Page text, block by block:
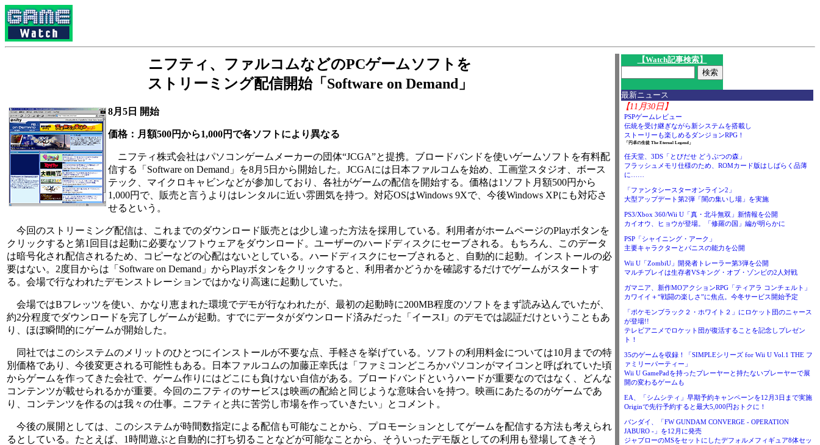
ニフティ、ファルコムなどのPCゲームソフトを
ストリーミング配信開始「Software on Demand」
8月5日 開始
価格：月額500円から1,000円で各ソフトにより異なる
ニフティ株式会社はパソコンゲームメーカーの団体“JCGA”と提携。ブロードバンドを使いゲームソフトを有料配
信する「Software on Demand」を8月5日から開始した。JCGAには日本ファルコムを始め、工画堂スタジオ、ボース
テック、マイクロキャビンなどが参加しており、各社がゲームの配信を開始する。価格は1ソフト月額500円から
1,000円で、販売と言うよりはレンタルに近い雰囲気を持つ。対応OSはWindows 9Xで、今後Windows XPにも対応さ
せるという。
今回のストリーミング配信は、これまでのダウンロード販売とは少し違った方法を採用している。利用者がホームページのPlayボタンを
クリックすると第1回目は起動に必要なソフトウェアをダウンロード。ユーザーのハードディスクにセーブされる。もちろん、このデータ
は暗号化され配信されるため、コピーなどの心配はないとしている。ハードディスクにセーブされると、自動的に起動。インストールの必
要はない。2度目からは「Software on Demand」からPlayボタンをクリックすると、利用者かどうかを確認するだけでゲームがスタートす
る。会場で行なわれたデモンストレーションではかなり高速に起動していた。
会場ではBフレッツを使い、かなり恵まれた環境でデモが行なわれたが、最初の起動時に200MB程度のソフトをまず読み込んでいたが、
約2分程度でダウンロードを完了しゲームが起動。すでにデータがダウンロード済みだった「イースI」のデモでは認証だけということもあ
り、ほぼ瞬間的にゲームが開始した。
同社ではこのシステムのメリットのひとつにインストールが不要な点、手軽さを挙げている。ソフトの利用料金については10月までの特
別価格であり、今後変更される可能性もある。日本ファルコムの加藤正幸氏は「ファミコンどころかパソコンがマイコンと呼ばれていた頃
からゲームを作ってきた会社で、ゲーム作りにはどこにも負けない自信がある。ブロードバンドというハードが重要なのではなく、どんな
コンテンツが載せられるかが重要。今回のニフティのサービスは映画の配給と同じような意味合いを持つ。映画にあたるのがゲームであ
り、コンテンツを作るのは我々の仕事。ニフティと共に苦労し市場を作っていきたい」とコメント。
今後の展開としては、このシステムが時間数指定による配信も可能なことから、プロモーションとしてゲームを配信する方法も考えられ
るとしている。たとえば、1時間遊ぶと自動的に打ち切ることなどが可能なことから、そういったデモ版としての利用も登場してきそう
【Watch記事検索】
最新ニュース
【11月30日】
PSPゲームレビュー
伝統を受け継ぎながら新システムを搭載し
ストーリーも楽しめるダンジョンRPG！
「円卓の生徒 The Eternal Legend」
任天堂、3DS「とびだせ どうぶつの森」
フラッシュメモリ仕様のため、ROMカード版はしばらく品薄
に……
「ファンタシースターオンライン2」
大型アップデート第2弾「闇の集いし場」を実施
PS3/Xbox 360/Wii U「真・北斗無双」新情報を公開
カイオウ、ヒョウが登場。「修羅の国」編が明らかに
PSP「シャイニング・アーク」
主要キャラクターとパニスの能力を公開
Wii U「ZombiU」開発者トレーラー第3弾を公開
マルチプレイは生存者VSキング・オブ・ゾンビの2人対戦
ガマニア、新作MOアクションRPG「ティアラ コンチェルト」
カワイイ＋“戦闘の楽しさ”に焦点。今冬サービス開始予定
「ポケモンブラック２・ホワイト２」にロケット団のニャース
が登場!!
テレビアニメでロケット団が復活することを記念しプレゼン
ト！
35のゲームを収録！「SIMPLEシリーズ for Wii U Vol.1 THE フ
ァミリーパーティー」
Wii U GamePadを持ったプレーヤーと持たないプレーヤーで展
開の変わるゲームも
EA、「シムシティ」早期予約キャンペーンを12月3日まで実施
Originで先行予約すると最大5,000円おトクに！
バンダイ、「FW GUNDAM CONVERGE - OPERATION
JABURO -」を12月に発売
ジャブローのMSをセットにしたデフォルメフィギュア8体セッ